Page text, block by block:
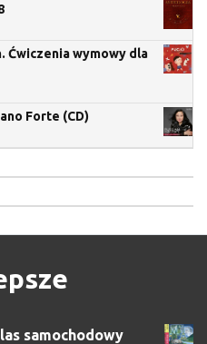
Ćwiczenia wymowy dla
Forte (CD)
samochodowy